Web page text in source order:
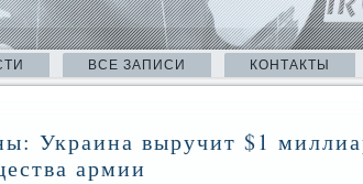
ВСЕ ЗАПИСИ КОНТАКТЫ
Украина выручит $1
армии